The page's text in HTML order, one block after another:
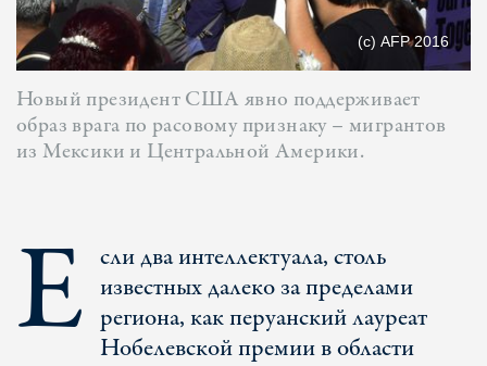
(с) AFP 2016
Новый президент США явно поддерживает
образ врага по расовому признаку – мигрантов
из Мексики и Центральной Америки.
Е сли два интеллектуала, столь
известных далеко за пределами
региона, как перуанский лауреат
Нобелевской премии в области